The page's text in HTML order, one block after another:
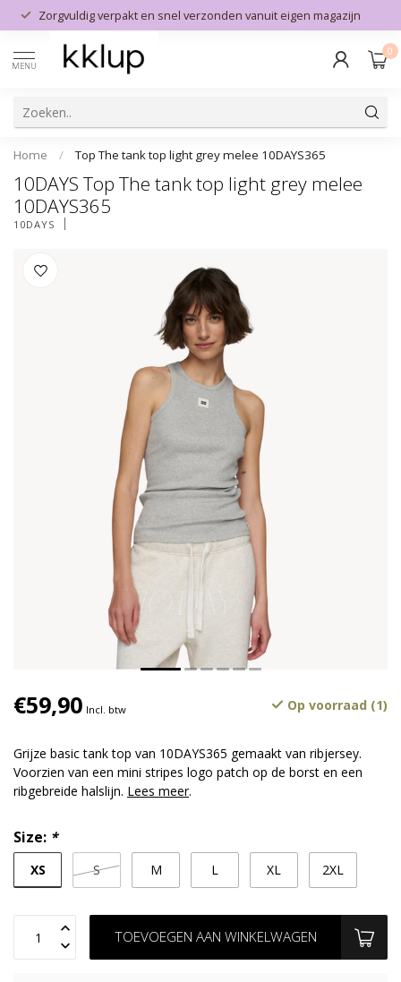
Zorgvuldig verpakt en snel verzonden vanuit eigen magazijn
MENU
0
Home / Top The tank top light grey melee 10DAYS365
10DAYS Top The tank top light grey melee
10DAYS365
10DAYS
€59,90 Incl. btw Op voorraad (1)
Grijze basic tank top van 10DAYS365 gemaakt van ribjersey.
Voorzien van een mini stripes logo patch op de borst en een
ribgebreide halslijn. Lees meer.
Size: *
XS S M L XL 2XL
TOEVOEGEN AAN WINKELWAGEN